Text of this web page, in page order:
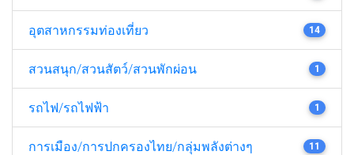
อุตสาหกรรมท่องเที่ยว 14
สวนสนุก/สวนสัตว์/สวนพักผ่อน 1
รถไฟ/รถไฟฟ้า 1
การเมือง/การปกครองไทย/กลุ่มพลังต่างๆ 11